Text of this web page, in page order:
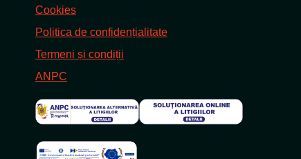
Cookies
Politica de confidențialitate
Termeni și condiții
ANPC